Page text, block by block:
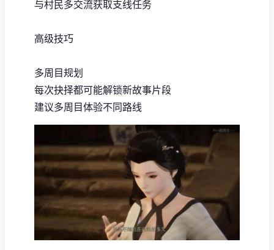
与村民多交流获取支线任务
高级技巧
多周目规划
每次抉择都可能解锁新故事片段
建议多周目体验不同路线